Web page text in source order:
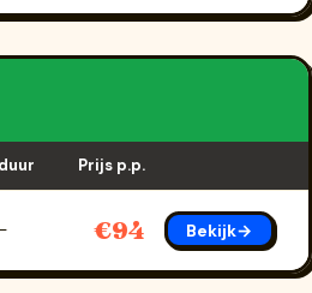
Prijs p.p.
€94 Bekijk→